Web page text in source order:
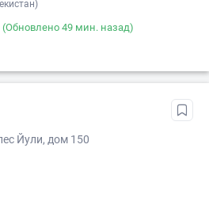
(Обновлено 49 мин. назад)
Йули, дом 150